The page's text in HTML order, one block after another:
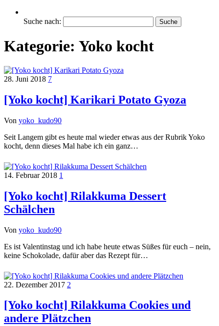
Suche nach:
Kategorie: Yoko kocht
28. Juni 2018 7
[Yoko kocht] Karikari Potato Gyoza
Von yoko_kudo90
Seit Langem gibt es heute mal wieder etwas aus der Rubrik Yoko
kocht, denn dieses Mal habe ich ein ganz…
14. Februar 2018 1
[Yoko kocht] Rilakkuma Dessert
Schälchen
Von yoko_kudo90
Es ist Valentinstag und ich habe heute etwas Süßes für euch – nein,
keine Schokolade, dafür aber das Rezept für…
22. Dezember 2017 2
[Yoko kocht] Rilakkuma Cookies und
andere Plätzchen